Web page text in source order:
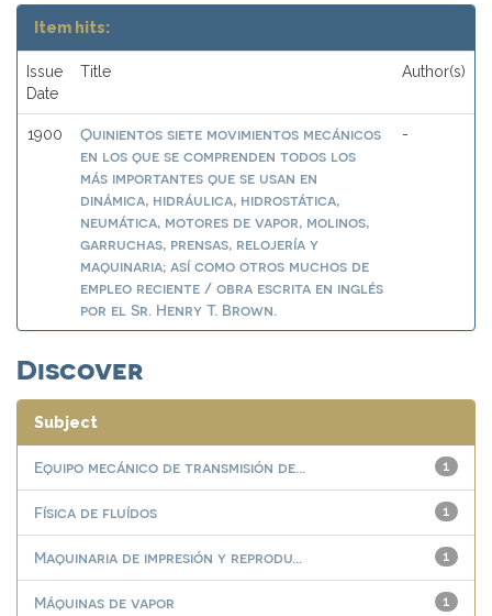
Item hits:
Issue
Date
Title Author(s)
1900
Quinientos siete movimientos mecánicos
en los que se comprenden todos los
más importantes que se usan en
dinámica, hidráulica, hidrostática,
neumática, motores de vapor, molinos,
garruchas, prensas, relojería y
maquinaria; así como otros muchos de
empleo reciente / obra escrita en inglés
por el Sr. Henry T. Brown.
-
Discover
Subject
1
Equipo mecánico de transmisión de...
1
Física de fluídos
1
Maquinaria de impresión y reprodu...
1
Máquinas de vapor